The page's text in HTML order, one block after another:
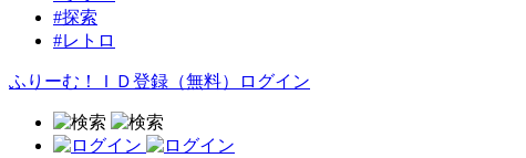
#探索
#レトロ
ふりーむ！ＩＤ登録（無料） ログイン